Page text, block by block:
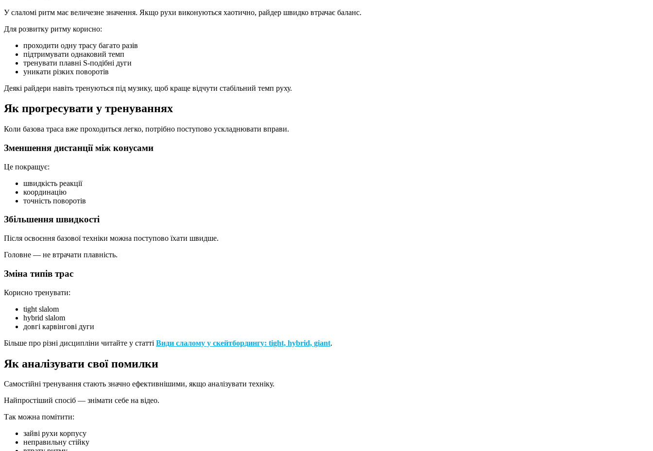
У слаломі ритм має величезне значення. Якщо рухи виконуються хаотично, райдер швидко втрачає баланс.
Для розвитку ритму корисно:
проходити одну трасу багато разів
підтримувати однаковий темп
тренувати плавні S-подібні дуги
уникати різких поворотів
Деякі райдери навіть тренуються під музику, щоб краще відчути стабільний темп руху.
Як прогресувати у тренуваннях
Коли базова траса вже проходиться легко, потрібно поступово ускладнювати вправи.
Зменшення дистанції між конусами
Це покращує:
швидкість реакції
координацію
точність поворотів
Збільшення швидкості
Після освоєння базової техніки можна поступово їхати швидше.
Головне — не втрачати плавність.
Зміна типів трас
Корисно тренувати:
tight slalom
hybrid slalom
довгі карвінгові дуги
Більше про різні дисципліни читайте у статті Види слалому у скейтбордингу: tight, hybrid, giant.
Як аналізувати свої помилки
Самостійні тренування стають значно ефективнішими, якщо аналізувати техніку.
Найпростіший спосіб — знімати себе на відео.
Так можна помітити:
зайві рухи корпусу
неправильну стійку